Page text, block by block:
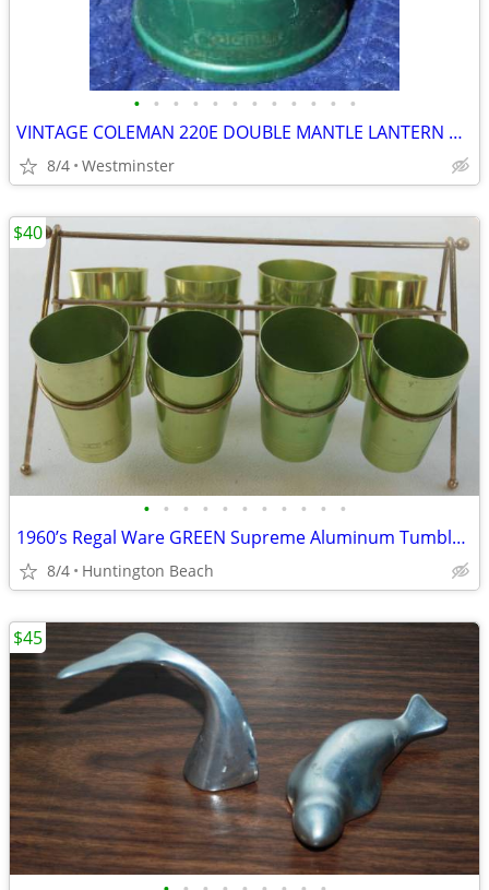
• • • • • • • • • • • •
VINTAGE COLEMAN 220E DOUBLE MANTLE LANTERN DATED 1958 SUNSHINE
8/4 Westminster
• • • • • • • • • • •
1960’s Regal Ware GREEN Supreme Aluminum Tumblers 8 with Rack 10 Oz
8/4 Huntington Beach
$40
$45